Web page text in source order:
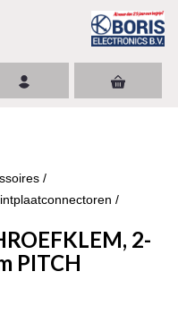
/
/
2-
PITCH